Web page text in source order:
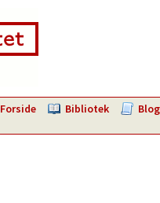
Forside Bibliotek Blog